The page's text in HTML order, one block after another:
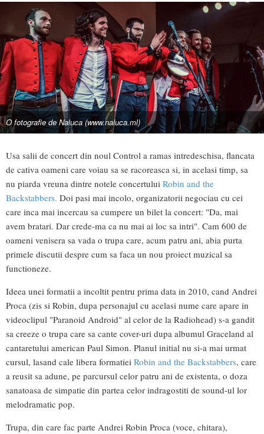
O fotografie de Naluca (www.naluca.ml)
Usa salii de concert din noul Control a ramas intredeschisa, flancata
de cativa oameni care voiau sa se racoreasca si, in acelasi timp, sa
nu piarda vreuna dintre notele concertului Robin and the
Backstabbers. Doi pasi mai incolo, organizatorii negociau cu cei
care inca mai incercau sa cumpere un bilet la concert: "Da, mai
avem bratari. Dar crede-ma ca nu mai ai loc sa intri". Cam 600 de
oameni venisera sa vada o trupa care, acum patru ani, abia purta
primele discutii despre cum sa faca un nou proiect muzical sa
functioneze.
Ideea unei formatii a incoltit pentru prima data in 2010, cand Andrei
Proca (zis si Robin, dupa personajul cu acelasi nume care apare in
videoclipul "Paranoid Android" al celor de la Radiohead) s-a gandit
sa creeze o trupa care sa cante cover-uri dupa albumul Graceland al
cantaretului american Paul Simon. Planul initial nu si-a mai urmat
cursul, lasand cale libera formatiei Robin and the Backstabbers, care
a reusit sa adune, pe parcursul celor patru ani de existenta, o doza
sanatoasa de simpatie din partea celor indragostiti de sound-ul lor
melodramatic pop.
Trupa, din care fac parte Andrei Robin Proca (voce, chitara),